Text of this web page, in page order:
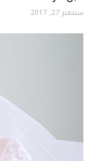
سبتمبر 27, 2017